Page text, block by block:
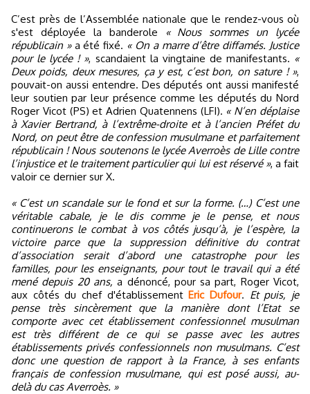
C’est près de l’Assemblée nationale que le rendez-vous où
s'est déployée la banderole
« Nous sommes un lycée
républicain »a été fixé. « On a marre d’être diffamés. Justice
pour le lycée ! », scandaient la vingtaine de manifestants. «
Deux poids, deux mesures, ça y est, c’est bon, on sature ! »,
pouvait-on aussi entendre. Des députés ont aussi manifesté
leur soutien par leur présence comme les députés du Nord
Roger Vicot (PS) et Adrien Quatennens (LFI). « N’en déplaise
à Xavier Bertrand, à l’extrême-droite et à l’ancien Préfet du
Nord, on peut être de confession musulmane et parfaitement
républicain ! Nous soutenons le lycée Averroès de Lille contre
l’injustice et le traitement particulier qui lui est réservé », a fait
valoir ce dernier sur X.
« C’est un scandale sur le fond et sur la forme. (…) C’est une
véritable cabale, je le dis comme je le pense, et nous
continuerons le combat à vos côtés jusqu’à, je l’espère, la
victoire parce que la suppression définitive du contrat
d’association serait d’abord une catastrophe pour les
familles, pour les enseignants, pour tout le travail qui a été
mené depuis 20 ans, a dénoncé, pour sa part, Roger Vicot,
aux côtés du chef d'établissementEric Dufour. Et puis, je
pense très sincèrement que la manière dont l’Etat se
comporte avec cet établissement confessionnel musulman
est très différent de ce qui se passe avec les autres
établissements privés confessionnels non musulmans. C’est
donc une question de rapport à la France, à ses enfants
français de confession musulmane, qui est posé aussi, au-
delà du cas Averroès. »